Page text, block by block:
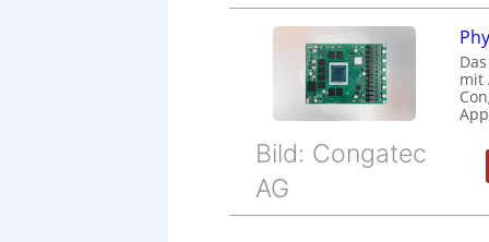
Bild: Congatec
AG
mit